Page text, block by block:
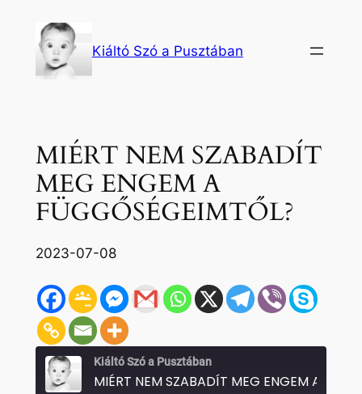
tartalomhoz
Kiáltó Szó a Pusztában
MIÉRT NEM SZABADÍT
MEG ENGEM A
FÜGGŐSÉGEIMTŐL?
2023-07-08
Kiáltó Szó a Pusztában